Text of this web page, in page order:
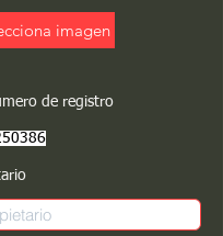
imagen
de registro